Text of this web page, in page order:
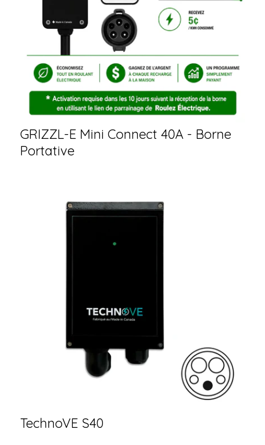
GRIZZL-E Mini Connect 40A - Borne
Portative
TechnoVE S40